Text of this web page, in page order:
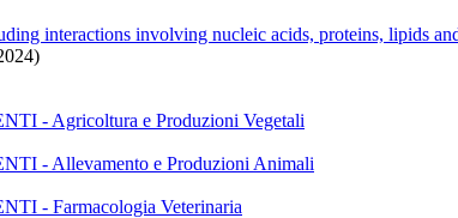
interactions involving nucleic acids, proteins, lipids
- Agricoltura e Produzioni Vegetali
- Allevamento e Produzioni Animali
- Farmacologia Veterinaria